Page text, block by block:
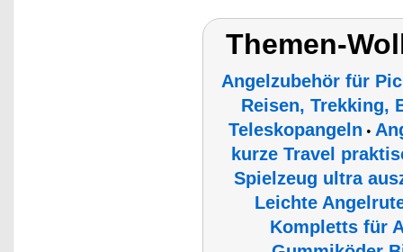
Themen-
Angelzubehör für
Reisen, Trekking,
Teleskopangeln •
kurze Travel
Spielzeug ultra
Leichte
Kompletts für